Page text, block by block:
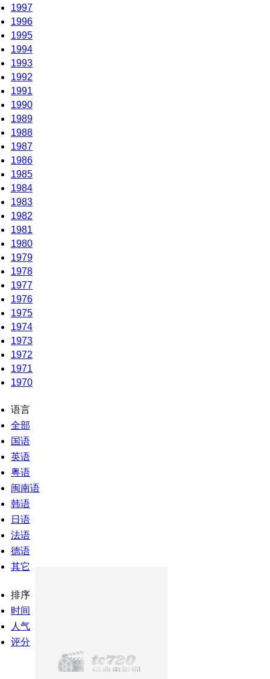
1997
1996
1995
1994
1993
1992
1991
1990
1989
1988
1987
1986
1985
1984
1983
1982
1981
1980
1979
1978
1977
1976
1975
1974
1973
1972
1971
1970
语言
全部
国语
英语
粤语
闽南语
韩语
日语
法语
德语
其它
排序
时间
人气
评分